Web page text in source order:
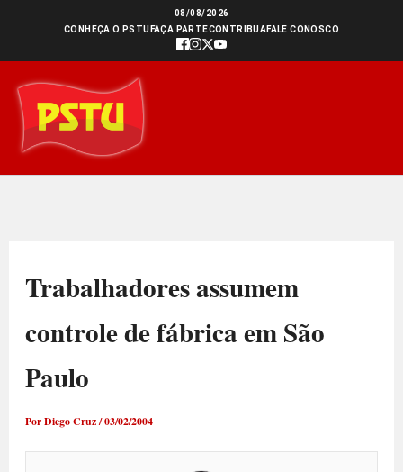
conteúdo
08/08/2026
CONHEÇA O PSTU FAÇA PARTECONTRIBUAFALE CONOSCO
Trabalhadores assumem
controle de fábrica em São
Paulo
PorDiego Cruz/03/02/2004